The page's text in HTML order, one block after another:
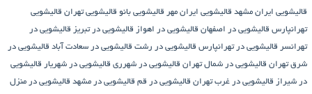
قالیشویی ایران مشهد قالیشویی ایران مهر قالیشویی بانو قالیشویی تهران قالیشویی
تهرانپارس قالیشویی در اصفهان قالیشویی در اهواز قالیشویی در تبریز قالیشویی در
تهرانسر قالیشویی در تهرانپارس قالیشویی در رشت قالیشویی در سعادت آباد قالیشویی در
شرق تهران قالیشویی در شمال تهران قالیشویی در شهرری قالیشویی در شهریار قالیشویی
در شیراز قالیشویی در غرب تهران قالیشویی در قم قالیشویی در مشهد قالیشویی در منزل